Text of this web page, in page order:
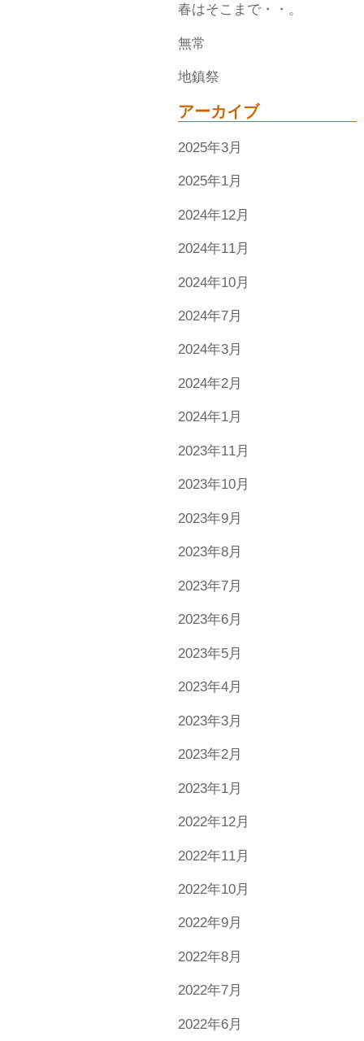
春はそこまで・・。
無常
地鎮祭
アーカイブ
2025年3月
2025年1月
2024年12月
2024年11月
2024年10月
2024年7月
2024年3月
2024年2月
2024年1月
2023年11月
2023年10月
2023年9月
2023年8月
2023年7月
2023年6月
2023年5月
2023年4月
2023年3月
2023年2月
2023年1月
2022年12月
2022年11月
2022年10月
2022年9月
2022年8月
2022年7月
2022年6月